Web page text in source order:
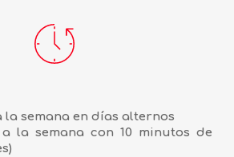
la semana en días alternos
la semana con 10 minutos de